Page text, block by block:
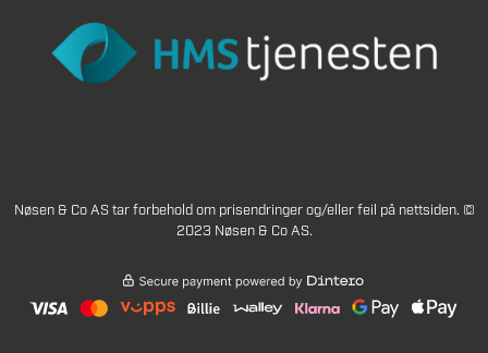
Nøsen & Co AS tar forbehold om prisendringer og/eller feil på nettsiden. ©
2023 Nøsen & Co AS.